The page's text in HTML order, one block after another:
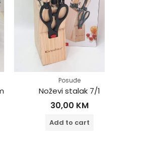
Noževi stalak 7/1
KM
Add to cart